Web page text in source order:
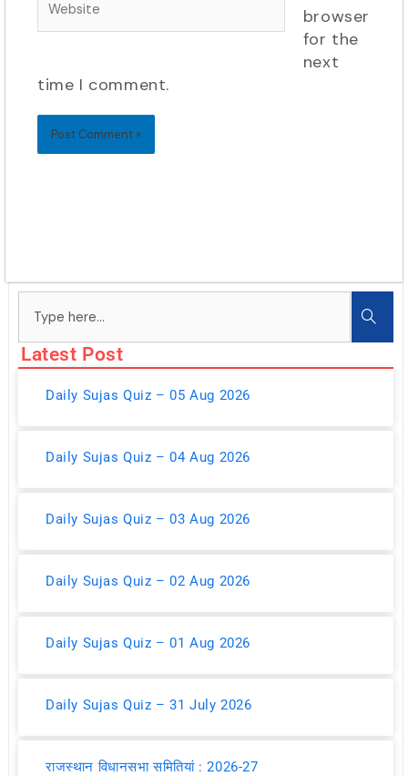
browser
for the
next
time I comment.
Latest Post
Daily Sujas Quiz – 05 Aug 2026
Daily Sujas Quiz – 04 Aug 2026
Daily Sujas Quiz – 03 Aug 2026
Daily Sujas Quiz – 02 Aug 2026
Daily Sujas Quiz – 01 Aug 2026
Daily Sujas Quiz – 31 July 2026
राजस्थान विधानसभा समितियां : 2026-27